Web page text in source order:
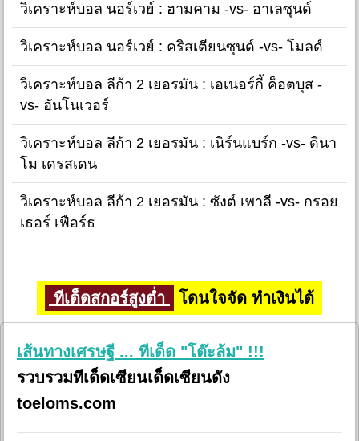
วิเคราะห์บอล นอร์เวย์ : ฮามคาม -vs- อาเลซุนด์
วิเคราะห์บอล นอร์เวย์ : คริสเตียนซุนด์ -vs- โมลด์
วิเคราะห์บอล ลีก้า 2 เยอรมัน : เอเนอร์กี้ ค็อตบุส -
vs- ฮันโนเวอร์
วิเคราะห์บอล ลีก้า 2 เยอรมัน : เนิร์นแบร์ก -vs- ดินา
โม เดรสเดน
วิเคราะห์บอล ลีก้า 2 เยอรมัน : ซังต์ เพาลี -vs- กรอย
เธอร์ เฟือร์ธ
ทีเด็ดสกอร์สูงต่ำ โดนใจจัด ทำเงินได้
เส้นทางเศรษฐี ... ทีเด็ด "โต๊ะล้ม" !!!
รวบรวมทีเด็ดเซียนเด็ดเซียนดัง
toeloms.com